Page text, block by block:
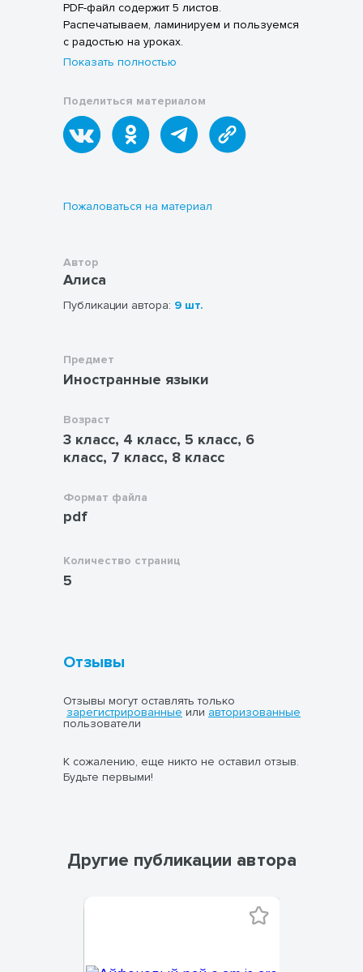
девчачьи атрибуты. Найди их.
PDF-файл содержит 5 листов.
Распечатываем, ламинируем и пользуемся
с радостью на уроках.
Показать полностью
Поделиться материалом
Пожаловаться на материал
Автор
Алиса
Публикации автора: 9 шт.
Предмет
Иностранные языки
Возраст
3 класс, 4 класс, 5 класс, 6
класс, 7 класс, 8 класс
Формат файла
pdf
Количество страниц
5
Отзывы
Отзывы могут оставлять только
зарегистрированные или авторизованные
пользователи
К сожалению, еще никто не оставил отзыв.
Будьте первыми!
Другие публикации автора